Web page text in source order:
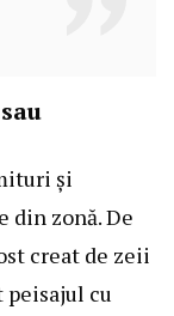
și
din zonă. De
creat de zeii
peisajul cu